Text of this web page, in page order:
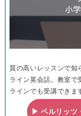
質の高いレッスンで知
ライン英会話。教室で
ラインでも受講できま
▶ ベルリッツ